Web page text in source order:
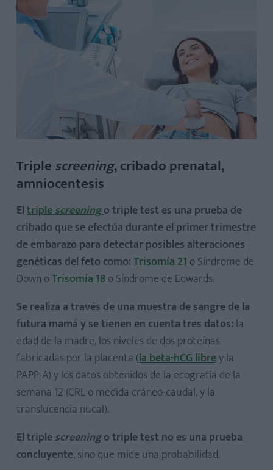
Triplescreening, cribado prenatal,
amniocentesis
Eltriplescreeningo triple test es una prueba de
cribado que se efectúa durante el primer trimestre
de embarazo para detectar posibles alteraciones
genéticas del feto como:Trisomía 21o Síndrome de
Down oTrisomía 18o Síndrome de Edwards.
Se realiza a través de una muestra de sangre de la
futura mamá y se tienen en cuenta tres datos: la
edad de la madre, los niveles de dos proteínas
fabricadas por la placenta (la beta-hCG librey la
PAPP-A) y los datos obtenidos de la ecografía de la
semana 12 (CRL o medida cráneo-caudal, y la
translucencia nucal).
El triplescreeningo triple test no es una prueba
concluyente, sino que mide una probabilidad.